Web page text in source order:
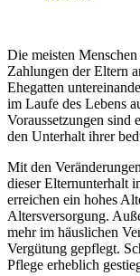
Die meisten
Zahlungen der Eltern
Ehegatten
im Laufe des Lebens
Voraussetzungen sind
den Unterhalt ihrer
Mit den
dieser Elternunterhalt
erreichen ein hohes
Altersversorgung.
mehr im häuslichen
Vergütung gepflegt.
Pflege erheblich